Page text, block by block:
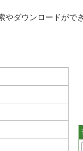
ダウンロードがで